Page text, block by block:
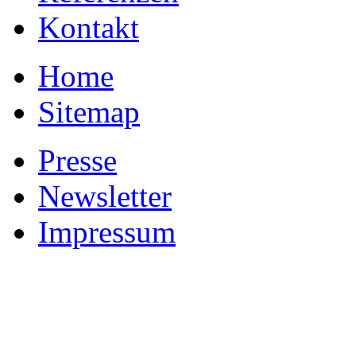
Kontakt
Home
Sitemap
Presse
Newsletter
Impressum